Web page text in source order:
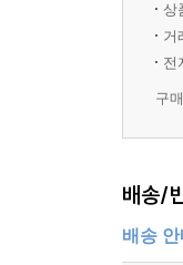
두 사
마네
인상
많은 화
부흐홀
또한
상
거
전
구
배송/
배송 안